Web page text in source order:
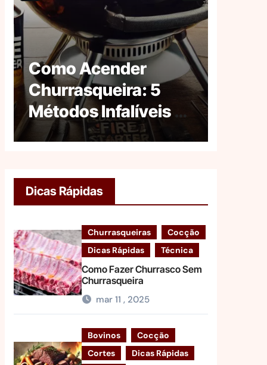
Como Acender
Churrasqueira: 5
Métodos Infalíveis e
Seguros
Dicas Rápidas
Churrasqueiras
Cocção
Dicas Rápidas
Técnica
Como Fazer Churrasco Sem
Churrasqueira
mar 11 , 2025
Bovinos
Cocção
Cortes
Dicas Rápidas